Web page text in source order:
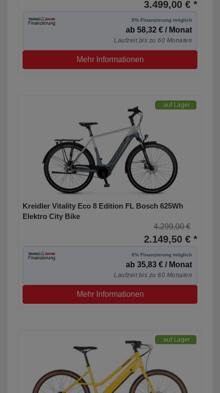
3.499,00 € *
0% Finanzierung möglich
ab 58,32 € / Monat
Laufzeit bis zu 60 Monaten
Mehr Informationen
Kreidler Vitality Eco 8 Edition FL Bosch 625Wh
Elektro City Bike
4.299,00 €
2.149,50 € *
0% Finanzierung möglich
ab 35,83 € / Monat
Laufzeit bis zu 60 Monaten
Mehr Informationen